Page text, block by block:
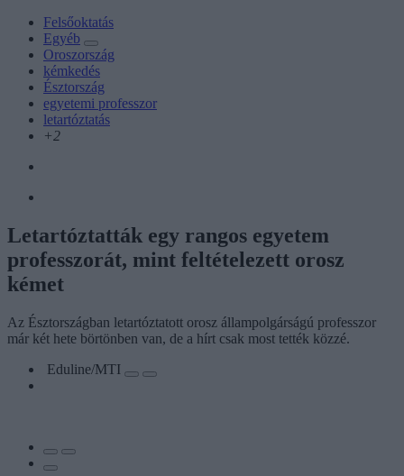
Felsőoktatás
Egyéb
Oroszország
kémkedés
Észtország
egyetemi professzor
letartóztatás
+2
Letartóztatták egy rangos egyetem
professzorát, mint feltételezett orosz
kémet
Az Észtországban letartóztatott orosz állampolgárságú professzor
már két hete börtönben van, de a hírt csak most tették közzé.
Eduline/MTI